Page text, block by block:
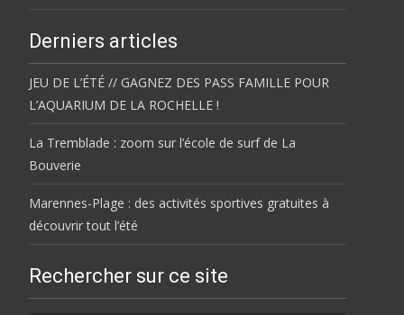
Derniers articles
JEU DE L’ÉTÉ // GAGNEZ DES PASS FAMILLE POUR
L’AQUARIUM DE LA ROCHELLE !
La Tremblade : zoom sur l’école de surf de La
Bouverie
Marennes-Plage : des activités sportives gratuites à
découvrir tout l’été
Rechercher sur ce site